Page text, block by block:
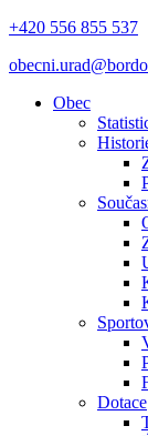
+420 556 855 537
Obec
Dotace